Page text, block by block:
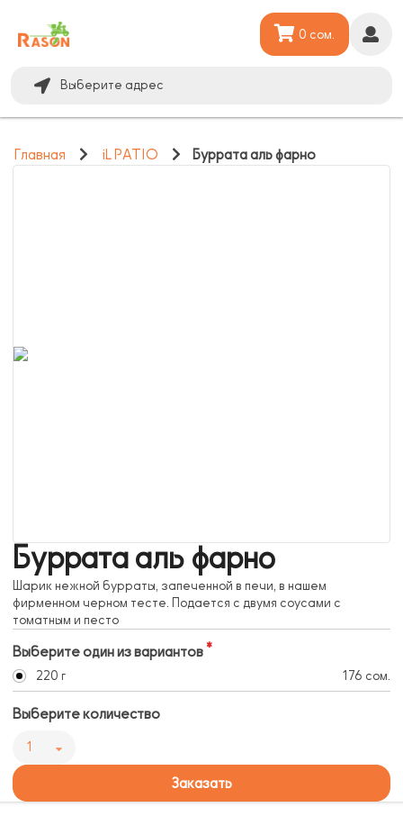
Выберите адрес
0 сом.
Главная iL PATIO Буррата аль фарно
Буррата аль фарно
Шарик нежной бурраты, запеченной в печи, в нашем
фирменном черном тесте. Подается с двумя соусами с
томатным и песто
Выберите один из вариантов
220 г 176 сом.
Выберите количество
1
Заказать